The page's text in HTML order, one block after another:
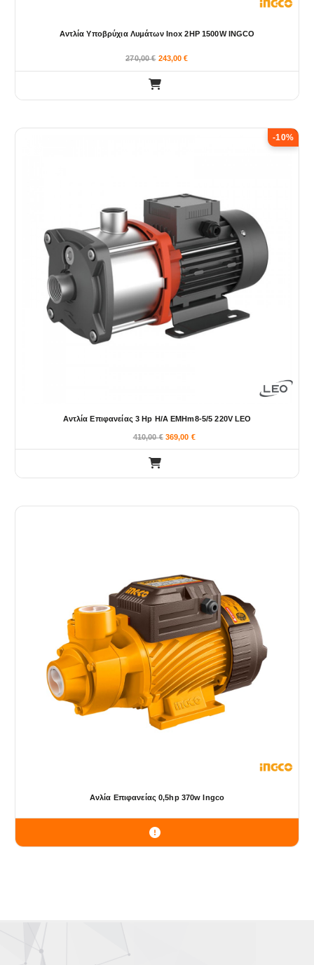
Αντλία Υποβρύχια Λυμάτων Inox 2HP 1500W INGCO
270,00€ 243,00€
-10%
Αντλία Επιφανείας 3 Hp Η/Α EMHm8-5/5 220V LEO
410,00€ 369,00 €
Ανλία Επιφανείας 0,5hp 370w Ingco